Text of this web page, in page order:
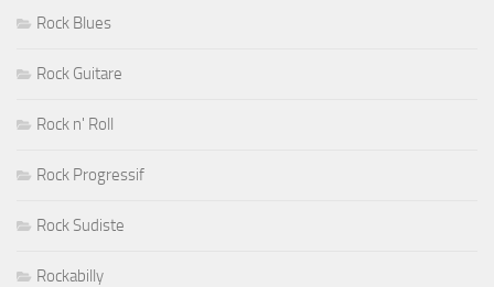
Rock Blues
Rock Guitare
Rock n' Roll
Rock Progressif
Rock Sudiste
Rockabilly